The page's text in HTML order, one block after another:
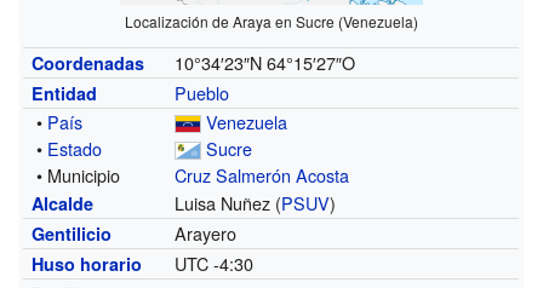
Localización de Araya en Sucre (Venezuela)
Coordenadas 10°34′23″N 64°15′27″O
Entidad
Pueblo
• País
Venezuela
• Estado
Sucre
• Municipio
Cruz Salmerón Acosta
Alcalde Luisa Nuñez (PSUV)
Gentilicio Arayero
Huso horario UTC -4:30